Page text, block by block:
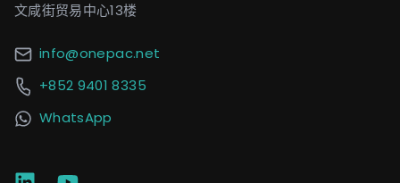
文咸街贸易中心13楼
info@onepac.net
+852 9401 8335
WhatsApp